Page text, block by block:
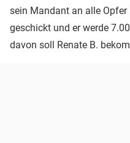
sein Mandant an alle
geschickt und er werde
davon soll Renate B.